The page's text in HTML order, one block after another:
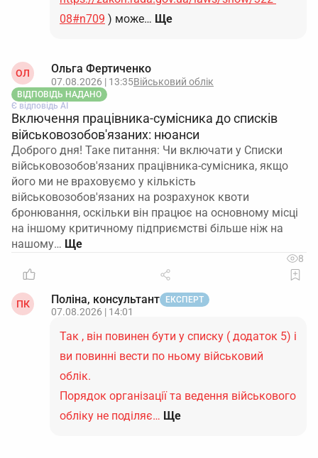
08#n709 ) може… Ще
ОЛ Ольга Фертиченко
07.08.2026 | 13:35Військовий облік
ВІДПОВІДЬ НАДАНО
Є відповідь АІ
Включення працівника-сумісника до списків
військовозобов'язаних: нюанси
Доброго дня! Таке питання: Чи включати у Списки
військовозобов'язаних працівника-сумісника, якщо
його ми не враховуємо у кількість
військовозобов'язаних на розрахунок квоти
бронювання, оскільки він працює на основному місці
на іншому критичному підприємстві більше ніж на
нашому…
8
ПК Поліна, консультант ЕКСПЕРТ
07.08.2026 | 14:01
Так , він повинен бути у списку ( додаток 5) і
ви повинні вести по ньому військовий
облік.
Порядок організації та ведення військового
обліку не поділяє… Ще